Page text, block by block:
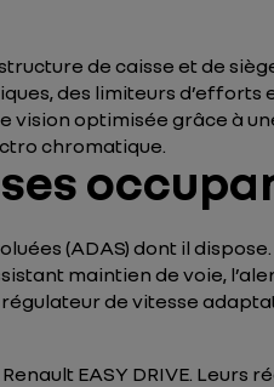
de caisse et de
des limiteurs d’efforts
vision optimisée grâce à
chromatique.
(ADAS) dont il
maintien de voie,
de vitesse
EASY DRIVE. Leurs